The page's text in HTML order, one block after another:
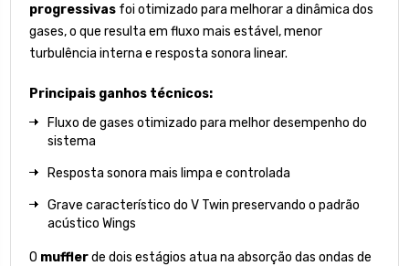
progressivas foi otimizado para melhorar a dinâmica dos
gases, o que resulta em fluxo mais estável, menor
turbulência interna e resposta sonora linear.
Principais ganhos técnicos:
Fluxo de gases otimizado para melhor desempenho do
sistema
Resposta sonora mais limpa e controlada
Grave característico do V Twin preservando o padrão
acústico Wings
O mufflerde dois estágios atua na absorção das ondas de